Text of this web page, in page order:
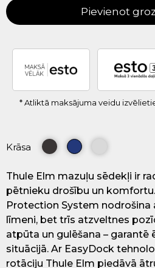
Pievienot
* Atliktā maksājuma veidu
Krāsa
Thule Elm mazuļu sēdekļi ir
pētnieku drošību un
Protection System
līmeni, bet trīs atzveltnes
atpūta un gulēšana – garantē
situācijā. Ar EasyDock
rotāciju Thule Elm piedāvā